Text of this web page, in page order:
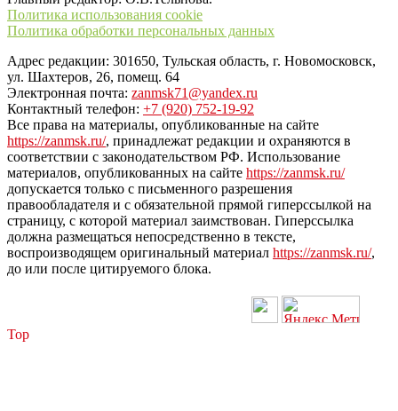
Политика использования cookie
Политика обработки персональных данных
Адрес редакции: 301650, Тульская область, г. Новомосковск,
ул. Шахтеров, 26, помещ. 64
Электронная почта: zanmsk71@yandex.ru
Контактный телефон: +7 (920) 752-19-92
Все права на материалы, опубликованные на сайте
https://zanmsk.ru/, принадлежат редакции и охраняются в
соответствии с законодательством РФ. Использование
материалов, опубликованных на сайте https://zanmsk.ru/
допускается только с письменного разрешения
правообладателя и с обязательной прямой гиперссылкой на
страницу, с которой материал заимствован. Гиперссылка
должна размещаться непосредственно в тексте,
воспроизводящем оригинальный материал https://zanmsk.ru/,
до или после цитируемого блока.
Top